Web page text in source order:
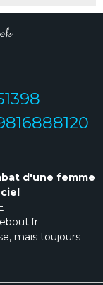
d'une femme
mais toujours